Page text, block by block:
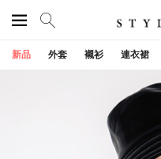
新品 外套 襯衫 連衣裙